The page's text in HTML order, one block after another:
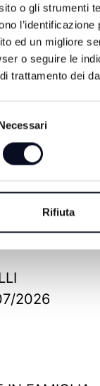
o gli strumenti
ed un migliore
o seguire le
trattamento dei
Rifiuta
ROMAGNA,
2026